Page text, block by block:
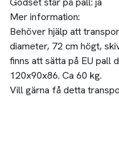
Mer information:
Behöver hjälp att
diameter, 72 cm högt,
finns att sätta på EU pall
120x90x86. Ca 60 kg.
Vill gärna få detta